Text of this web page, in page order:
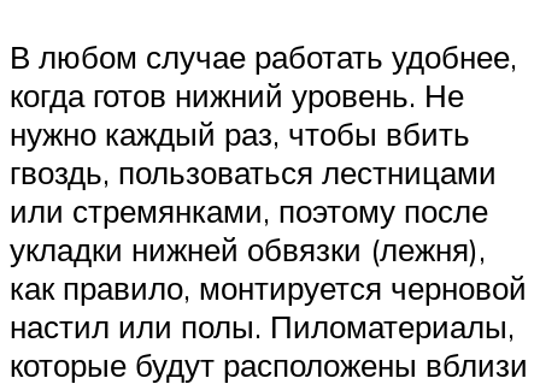
В любом случае работать удобнее,
когда готов нижний уровень. Не
нужно каждый раз, чтобы вбить
гвоздь, пользоваться лестницами
или стремянками, поэтому после
укладки нижней обвязки (лежня),
как правило, монтируется черновой
настил или полы. Пиломатериалы,
которые будут расположены вблизи